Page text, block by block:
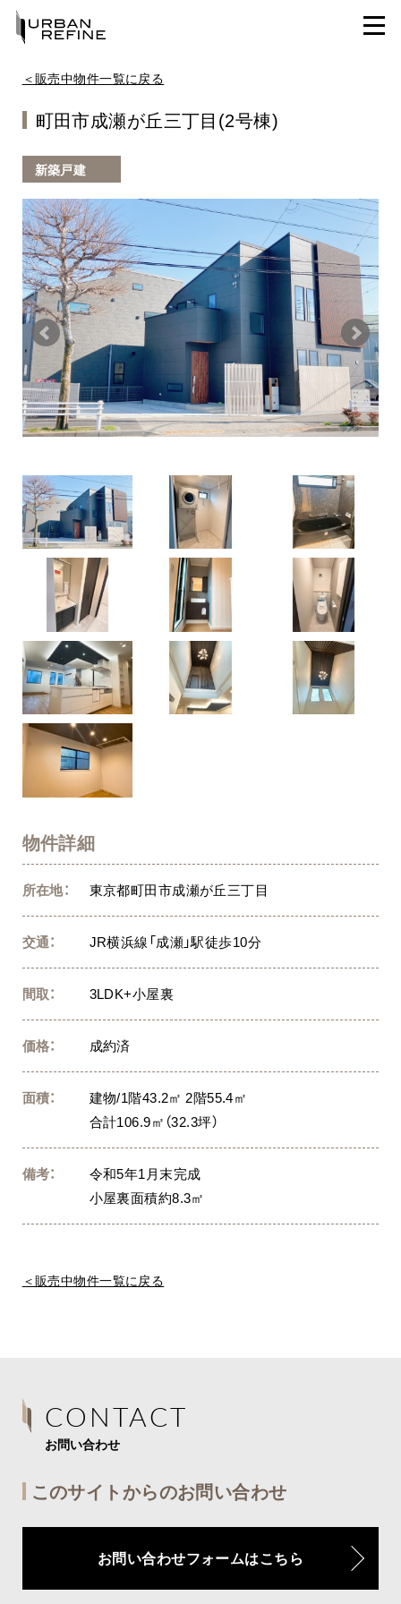
＜販売中物件一覧に戻る
町田市成瀬が丘三丁目(2号棟)
新築戸建
物件詳細
所在地： 東京都町田市成瀬が丘三丁目
交通： JR横浜線「成瀬」駅徒歩10分
間取： 3LDK+小屋裏
価格： 成約済
面積：
建物/1階43.2㎡ 2階55.4㎡
合計106.9㎡（32.3坪）
備考：
令和5年1月末完成
小屋裏面積約8.3㎡
＜販売中物件一覧に戻る
CONTACT
お問い合わせ
このサイトからのお問い合わせ
お問い合わせフォームはこちら